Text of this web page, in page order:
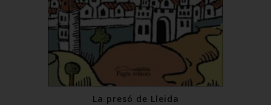
La presó de Lleida